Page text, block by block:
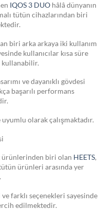
IQOS 3 DUOhâlâ dünyanın
tütün cihazlarından biri
biri arka arkaya iki kullanım
kullanıcılar kısa süre
kullanabilir.
ve dayanıklı gövdesi
başarılı performans
olarak çalışmaktadır.
ürünlerinden biri olan HEETS,
ürünleri arasında yer
farklı seçenekleri sayesinde
edilmektedir.